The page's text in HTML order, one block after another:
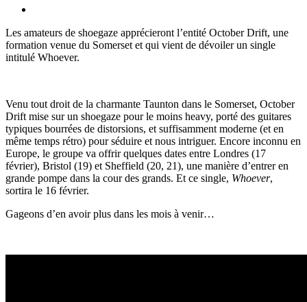
Les amateurs de shoegaze apprécieront l’entité October Drift, une
formation venue du Somerset et qui vient de dévoiler un single
intitulé Whoever.
Venu tout droit de la charmante Taunton dans le Somerset, October
Drift mise sur un shoegaze pour le moins heavy, porté des guitares
typiques bourrées de distorsions, et suffisamment moderne (et en
même temps rétro) pour séduire et nous intriguer. Encore inconnu en
Europe, le groupe va offrir quelques dates entre Londres (17
février), Bristol (19) et Sheffield (20, 21), une manière d’entrer en
grande pompe dans la cour des grands. Et ce single, Whoever,
sortira le 16 février.
Gageons d’en avoir plus dans les mois à venir…